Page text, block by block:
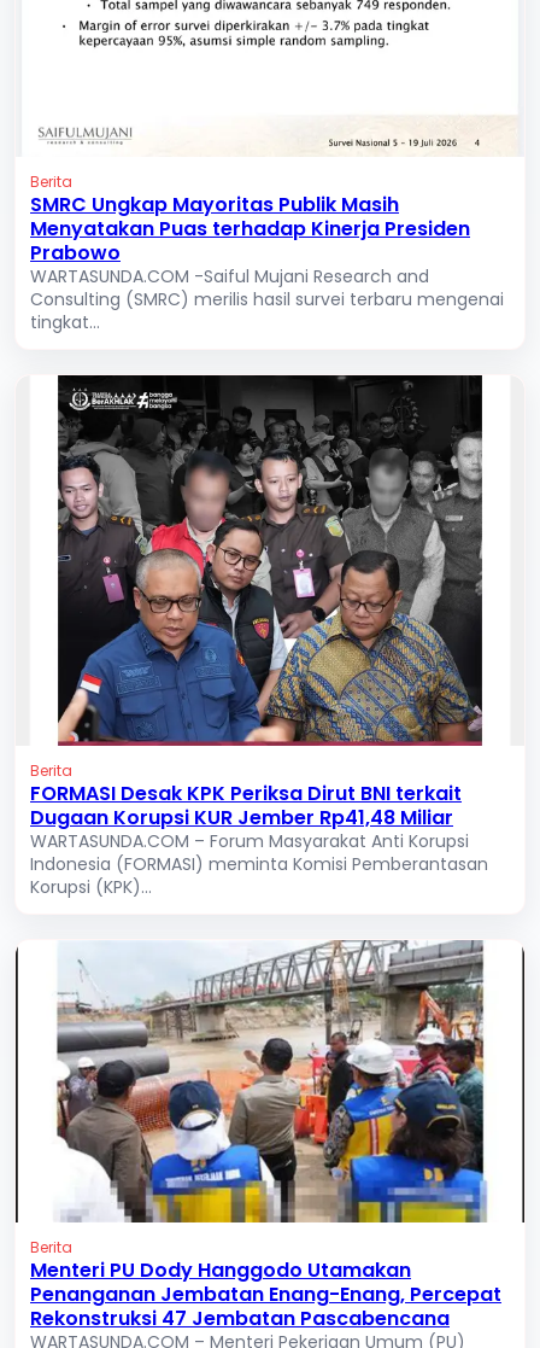
Berita
SMRC Ungkap Mayoritas Publik Masih
Menyatakan Puas terhadap Kinerja Presiden
Prabowo
WARTASUNDA.COM -Saiful Mujani Research and
Consulting (SMRC) merilis hasil survei terbaru mengenai
tingkat...
Berita
FORMASI Desak KPK Periksa Dirut BNI terkait
Dugaan Korupsi KUR Jember Rp41,48 Miliar
WARTASUNDA.COM – Forum Masyarakat Anti Korupsi
Indonesia (FORMASI) meminta Komisi Pemberantasan
Korupsi (KPK)...
Berita
Menteri PU Dody Hanggodo Utamakan
Penanganan Jembatan Enang-Enang, Percepat
Rekonstruksi 47 Jembatan Pascabencana
WARTASUNDA.COM – Menteri Pekerjaan Umum (PU)